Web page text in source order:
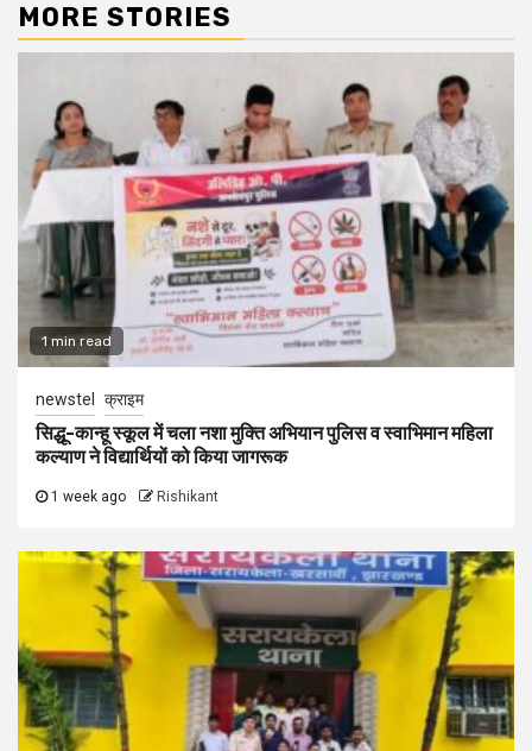
MORE STORIES
1 min read
newstel क्राइम
सिद्धू-कान्हू स्कूल में चला नशा मुक्ति अभियान पुलिस व स्वाभिमान महिला
कल्याण ने विद्यार्थियों को किया जागरूक
1 week ago Rishikant